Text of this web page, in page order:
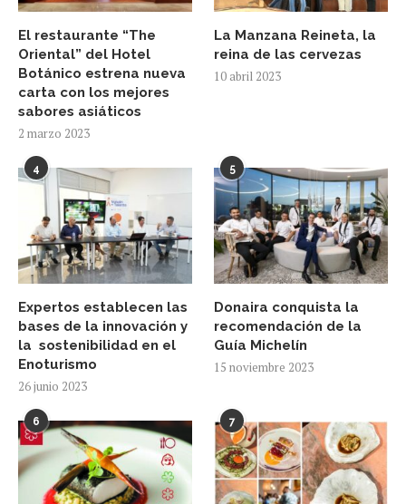
El restaurante “The
Oriental” del Hotel
Botánico estrena nueva
carta con los mejores
sabores asiáticos
2 marzo 2023
La Manzana Reineta, la
reina de las cervezas
10 abril 2023
4
Expertos establecen las
bases de la innovación y
la sostenibilidad en el
Enoturismo
26 junio 2023
5
Donaira conquista la
recomendación de la
Guía Michelín
15 noviembre 2023
6 7